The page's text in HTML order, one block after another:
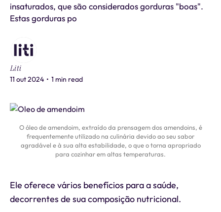
insaturados, que são considerados gorduras "boas".
Estas gorduras po
Liti
11 out 2024 • 1 min read
O óleo de amendoim, extraído da prensagem dos amendoins, é
frequentemente utilizado na culinária devido ao seu sabor
agradável e à sua alta estabilidade, o que o torna apropriado
para cozinhar em altas temperaturas.
Ele oferece vários benefícios para a saúde,
decorrentes de sua composição nutricional.